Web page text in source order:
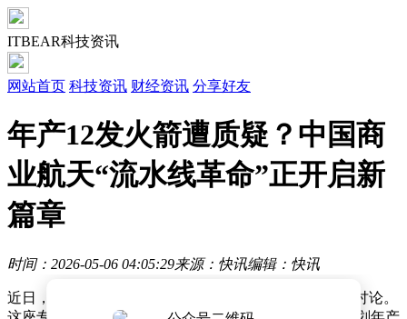
ITBEAR科技资讯
网站首页 科技资讯 财经资讯 分享好友
年产12发火箭遭质疑？中国商
业航天“流水线革命”正开启新
篇章
时间：2026-05-06 04:05:29来源：快讯编辑：快讯
近日，中科宇航在浙江建成投产的“超级工厂”引发广泛讨论。